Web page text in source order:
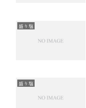
盛り塩
盛り塩